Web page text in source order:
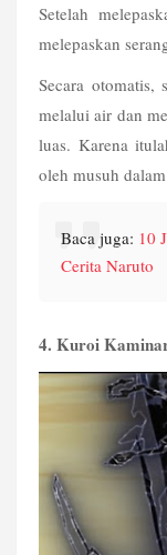
Setelah
melepaskan
Secara otomatis,
melalui air dan
luas. Karena
oleh musuh
Baca juga: 10
Cerita Naruto
4. Kuroi